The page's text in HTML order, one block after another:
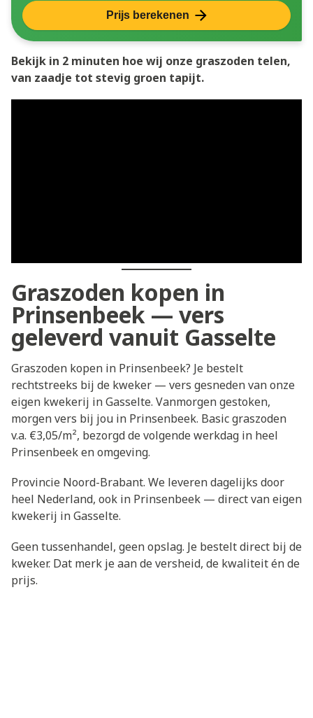
Prijs berekenen
Bekijk in 2 minuten hoe wij onze graszoden telen,
van zaadje tot stevig groen tapijt.
Graszoden kopen in
Prinsenbeek — vers
geleverd vanuit Gasselte
Graszoden kopen in Prinsenbeek? Je bestelt
rechtstreeks bij de kweker — vers gesneden van onze
eigen kwekerij in Gasselte. Vanmorgen gestoken,
morgen vers bij jou in Prinsenbeek. Basic graszoden
v.a. €3,05/m², bezorgd de volgende werkdag in heel
Prinsenbeek en omgeving.
Provincie Noord-Brabant. We leveren dagelijks door
heel Nederland, ook in Prinsenbeek — direct van eigen
kwekerij in Gasselte.
Geen tussenhandel, geen opslag. Je bestelt direct bij de
kweker. Dat merk je aan de versheid, de kwaliteit én de
prijs.